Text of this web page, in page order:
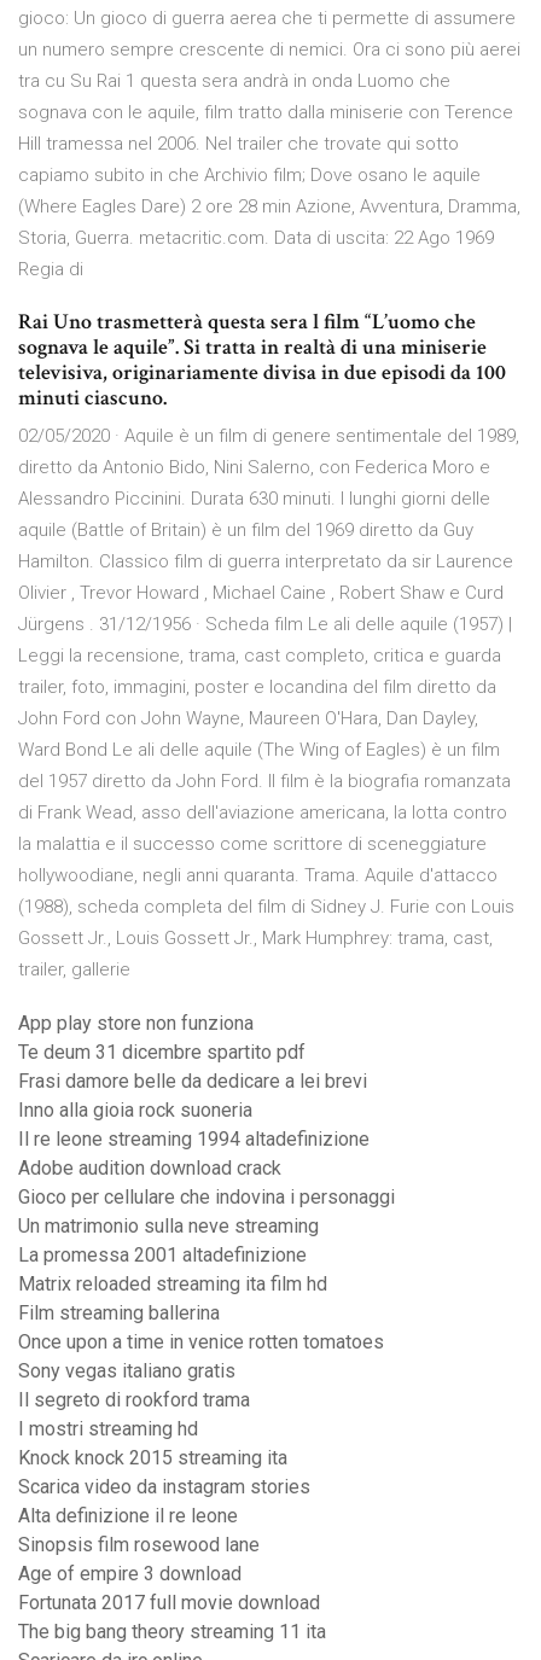
gioco: Un gioco di guerra aerea che ti permette di assumere
un numero sempre crescente di nemici. Ora ci sono più aerei
tra cu Su Rai 1 questa sera andrà in onda Luomo che
sognava con le aquile, film tratto dalla miniserie con Terence
Hill tramessa nel 2006. Nel trailer che trovate qui sotto
capiamo subito in che Archivio film; Dove osano le aquile
(Where Eagles Dare) 2 ore 28 min Azione, Avventura, Dramma,
Storia, Guerra. metacritic.com. Data di uscita: 22 Ago 1969
Regia di
Rai Uno trasmetterà questa sera l film “L’uomo che
sognava le aquile”. Si tratta in realtà di una miniserie
televisiva, originariamente divisa in due episodi da 100
minuti ciascuno.
02/05/2020 · Aquile è un film di genere sentimentale del 1989,
diretto da Antonio Bido, Nini Salerno, con Federica Moro e
Alessandro Piccinini. Durata 630 minuti. I lunghi giorni delle
aquile (Battle of Britain) è un film del 1969 diretto da Guy
Hamilton. Classico film di guerra interpretato da sir Laurence
Olivier , Trevor Howard , Michael Caine , Robert Shaw e Curd
Jürgens . 31/12/1956 · Scheda film Le ali delle aquile (1957) |
Leggi la recensione, trama, cast completo, critica e guarda
trailer, foto, immagini, poster e locandina del film diretto da
John Ford con John Wayne, Maureen O'Hara, Dan Dayley,
Ward Bond Le ali delle aquile (The Wing of Eagles) è un film
del 1957 diretto da John Ford. Il film è la biografia romanzata
di Frank Wead, asso dell'aviazione americana, la lotta contro
la malattia e il successo come scrittore di sceneggiature
hollywoodiane, negli anni quaranta. Trama. Aquile d'attacco
(1988), scheda completa del film di Sidney J. Furie con Louis
Gossett Jr., Louis Gossett Jr., Mark Humphrey: trama, cast,
trailer, gallerie
App play store non funziona
Te deum 31 dicembre spartito pdf
Frasi damore belle da dedicare a lei brevi
Inno alla gioia rock suoneria
Il re leone streaming 1994 altadefinizione
Adobe audition download crack
Gioco per cellulare che indovina i personaggi
Un matrimonio sulla neve streaming
La promessa 2001 altadefinizione
Matrix reloaded streaming ita film hd
Film streaming ballerina
Once upon a time in venice rotten tomatoes
Sony vegas italiano gratis
Il segreto di rookford trama
I mostri streaming hd
Knock knock 2015 streaming ita
Scarica video da instagram stories
Alta definizione il re leone
Sinopsis film rosewood lane
Age of empire 3 download
Fortunata 2017 full movie download
The big bang theory streaming 11 ita